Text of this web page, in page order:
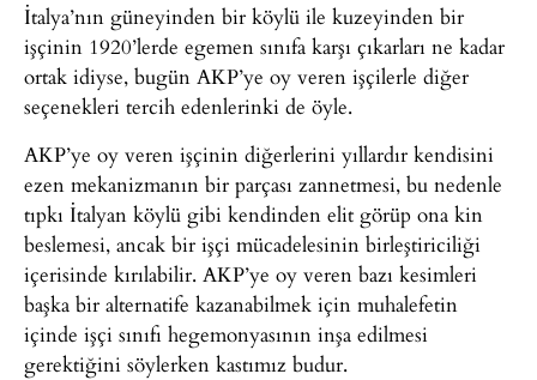
İtalya’nın güneyinden bir köylü ile kuzeyinden bir
işçinin 1920’lerde egemen sınıfa karşı çıkarları ne kadar
ortak idiyse, bugün AKP’ye oy veren işçilerle diğer
seçenekleri tercih edenlerinki de öyle.
AKP’ye oy veren işçinin diğerlerini yıllardır kendisini
ezen mekanizmanın bir parçası zannetmesi, bu nedenle
tıpkı İtalyan köylü gibi kendinden elit görüp ona kin
beslemesi, ancak bir işçi mücadelesinin birleştiriciliği
içerisinde kırılabilir. AKP’ye oy veren bazı kesimleri
başka bir alternatife kazanabilmek için muhalefetin
içinde işçi sınıfı hegemonyasının inşa edilmesi
gerektiğini söylerken kastımız budur.